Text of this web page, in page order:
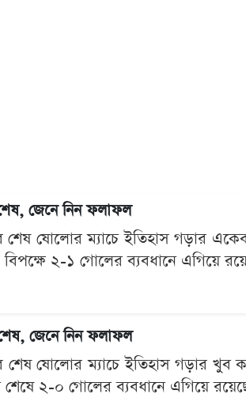
জেনে নিন ফলাফল
ষোলোর ম্যাচে ইতিহাস গড়ার
বিপক্ষে ২-১ গোলের ব্যবধানে এগিয়ে
জেনে নিন ফলাফল
ষোলোর ম্যাচে ইতিহাস গড়ার খুব
২-০ গোলের ব্যবধানে এগিয়ে